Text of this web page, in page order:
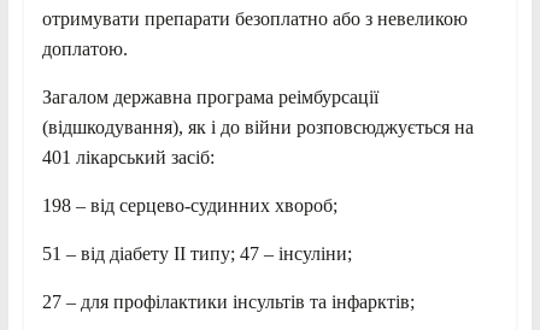
отримувати препарати безоплатно або з невеликою
доплатою.
Загалом державна програма реімбурсації
(відшкодування), як і до війни розповсюджується на
401 лікарський засіб:
198 – від серцево-судинних хвороб;
51 – від діабету ІІ типу; 47 – інсуліни;
27 – для профілактики інсультів та інфарктів;